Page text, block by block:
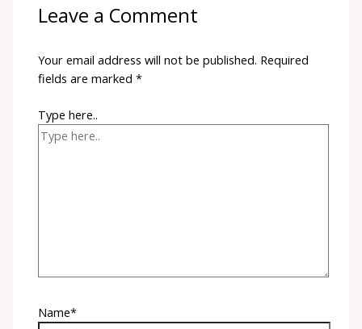
Leave a Comment
Your email address will not be published. Required
fields are marked*
Type here..
Name*